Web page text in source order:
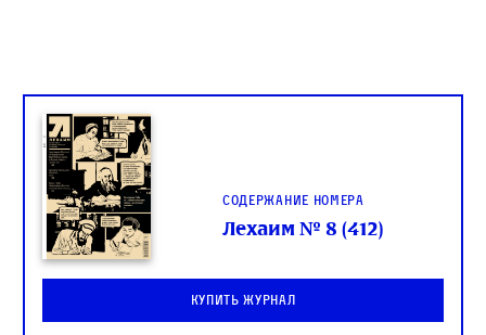
Содержание номера
Лехаим № 8 (412)
Купить журнал